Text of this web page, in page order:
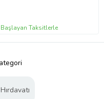
Taksitlerle